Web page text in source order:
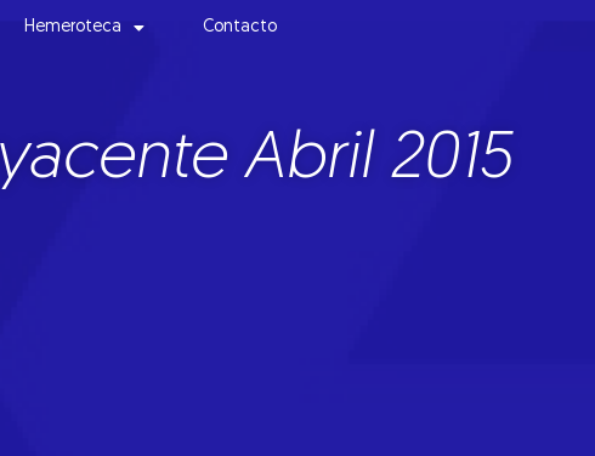
Hemeroteca Contacto
Abril 2015